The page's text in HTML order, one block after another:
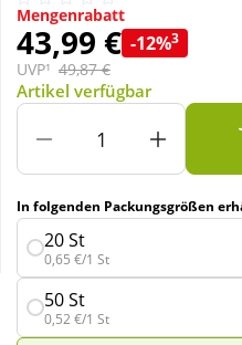
Sanitätshaus
Wellness
Mengenrabatt
43,99 € -12%3
UVP¹ 49,87 €
Artikel verfügbar
In folgenden Packungsgrößen
20 St
0,65 €/1 St
50 St
0,52 €/1 St